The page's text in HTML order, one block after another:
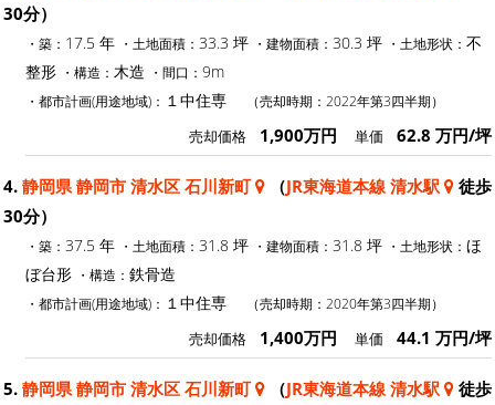
30分）
・築： 17.5 年 ・土地面積： 33.3 坪 ・建物面積： 30.3 坪 ・土地形状： 不
整形 ・構造： 木造 ・間口： 9m
・都市計画(用途地域)： １中住専 （売却時期：2022年第3四半期）
売却価格 1,900万円 単価 62.8 万円/坪
4. 静岡県 静岡市 清水区 石川新町 （JR東海道本線 清水駅
徒歩
30分）
・築： 37.5 年 ・土地面積： 31.8 坪 ・建物面積： 31.8 坪 ・土地形状： ほ
ぼ台形 ・構造： 鉄骨造
・都市計画(用途地域)： １中住専 （売却時期：2020年第3四半期）
売却価格 1,400万円 単価 44.1 万円/坪
5. 静岡県 静岡市 清水区 石川新町 （JR東海道本線 清水駅
徒歩